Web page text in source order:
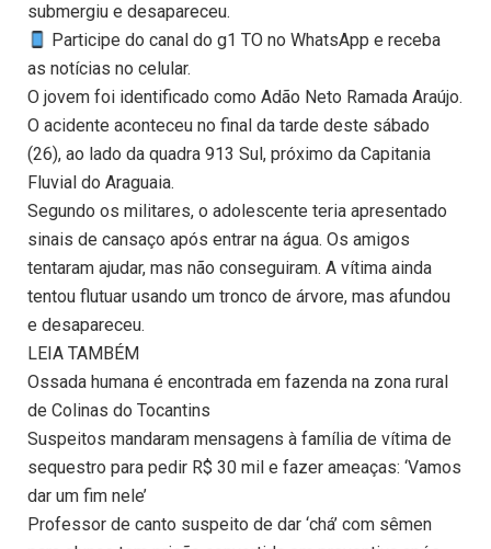
submergiu e desapareceu.
Participe do canal do g1 TO no WhatsApp e receba
as notícias no celular.
O jovem foi identificado como Adão Neto Ramada Araújo.
O acidente aconteceu no final da tarde deste sábado
(26), ao lado da quadra 913 Sul, próximo da Capitania
Fluvial do Araguaia.
Segundo os militares, o adolescente teria apresentado
sinais de cansaço após entrar na água. Os amigos
tentaram ajudar, mas não conseguiram. A vítima ainda
tentou flutuar usando um tronco de árvore, mas afundou
e desapareceu.
LEIA TAMBÉM
Ossada humana é encontrada em fazenda na zona rural
de Colinas do Tocantins
Suspeitos mandaram mensagens à família de vítima de
sequestro para pedir R$ 30 mil e fazer ameaças: ‘Vamos
dar um fim nele’
Professor de canto suspeito de dar ‘chá’ com sêmen